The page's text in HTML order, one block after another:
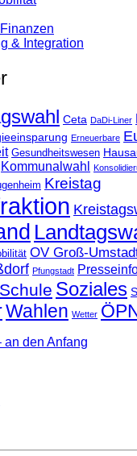
& Integration
Ceta DaDi-Liner
Erneuerbare
Gesundheitswesen
Kommunalwahl
Kreistag
OV Groß-
Pfungstadt
Schule Soziales
Wahlen Wetter
an den Anfang